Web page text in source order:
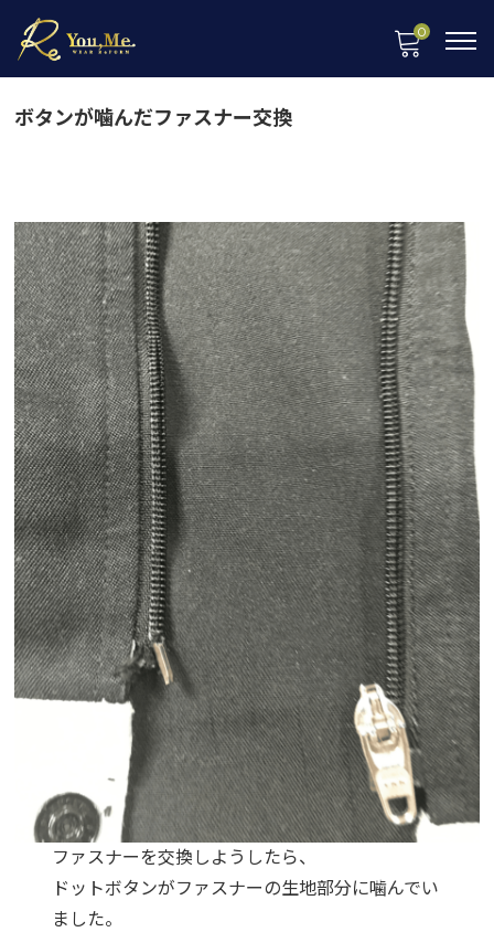
0
ボタンが噛んだファスナー交換
ファスナーを交換しようしたら、
ドットボタンがファスナーの生地部分に噛んでい
ました。